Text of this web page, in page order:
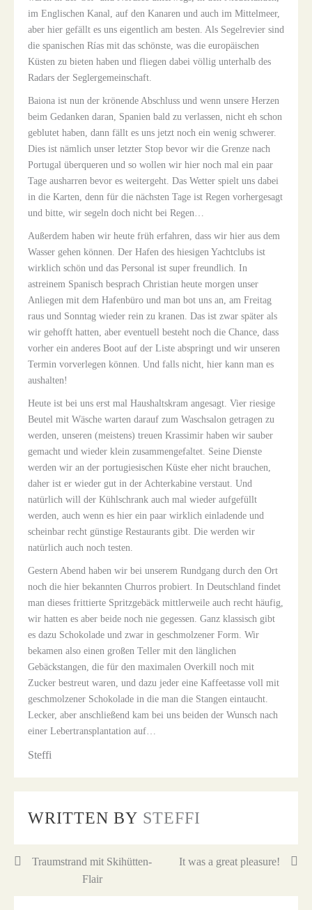
im Englischen Kanal, auf den Kanaren und auch im Mittelmeer,
aber hier gefällt es uns eigentlich am besten. Als Segelrevier sind
die spanischen Rías mit das schönste, was die europäischen
Küsten zu bieten haben und fliegen dabei völlig unterhalb des
Radars der Seglergemeinschaft.
Baiona ist nun der krönende Abschluss und wenn unsere Herzen
beim Gedanken daran, Spanien bald zu verlassen, nicht eh schon
geblutet haben, dann fällt es uns jetzt noch ein wenig schwerer.
Dies ist nämlich unser letzter Stop bevor wir die Grenze nach
Portugal überqueren und so wollen wir hier noch mal ein paar
Tage ausharren bevor es weitergeht. Das Wetter spielt uns dabei
in die Karten, denn für die nächsten Tage ist Regen vorhergesagt
und bitte, wir segeln doch nicht bei Regen…
Außerdem haben wir heute früh erfahren, dass wir hier aus dem
Wasser gehen können. Der Hafen des hiesigen Yachtclubs ist
wirklich schön und das Personal ist super freundlich. In
astreinem Spanisch besprach Christian heute morgen unser
Anliegen mit dem Hafenbüro und man bot uns an, am Freitag
raus und Sonntag wieder rein zu kranen. Das ist zwar später als
wir gehofft hatten, aber eventuell besteht noch die Chance, dass
vorher ein anderes Boot auf der Liste abspringt und wir unseren
Termin vorverlegen können. Und falls nicht, hier kann man es
aushalten!
Heute ist bei uns erst mal Haushaltskram angesagt. Vier riesige
Beutel mit Wäsche warten darauf zum Waschsalon getragen zu
werden, unseren (meistens) treuen Krassimir haben wir sauber
gemacht und wieder klein zusammengefaltet. Seine Dienste
werden wir an der portugiesischen Küste eher nicht brauchen,
daher ist er wieder gut in der Achterkabine verstaut. Und
natürlich will der Kühlschrank auch mal wieder aufgefüllt
werden, auch wenn es hier ein paar wirklich einladende und
scheinbar recht günstige Restaurants gibt. Die werden wir
natürlich auch noch testen.
Gestern Abend haben wir bei unserem Rundgang durch den Ort
noch die hier bekannten Churros probiert. In Deutschland findet
man dieses frittierte Spritzgebäck mittlerweile auch recht häufig,
wir hatten es aber beide noch nie gegessen. Ganz klassisch gibt
es dazu Schokolade und zwar in geschmolzener Form. Wir
bekamen also einen großen Teller mit den länglichen
Gebäckstangen, die für den maximalen Overkill noch mit
Zucker bestreut waren, und dazu jeder eine Kaffeetasse voll mit
geschmolzener Schokolade in die man die Stangen eintaucht.
Lecker, aber anschließend kam bei uns beiden der Wunsch nach
einer Lebertransplantation auf…
Steffi
WRITTEN BY STEFFI
Beitragsnavigation
Traumstrand mit Skihütten-
Flair
It was a great pleasure!